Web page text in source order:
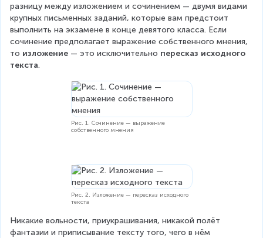
разницу между изложением и сочинением — двумя видами
крупных письменных заданий, которые вам предстоит
выполнить на экзамене в конце девятого класса. Если
сочинение предполагает выражение собственного мнения,
то изложение — это исключительно пересказ исходного
текста.
Рис. 1. Сочинение — выражение
собственного мнения
Рис. 2. Изложение — пересказ исходного
текста
Никакие вольности, приукрашивания, никакой полёт
фантазии и приписывание тексту того, чего в нём